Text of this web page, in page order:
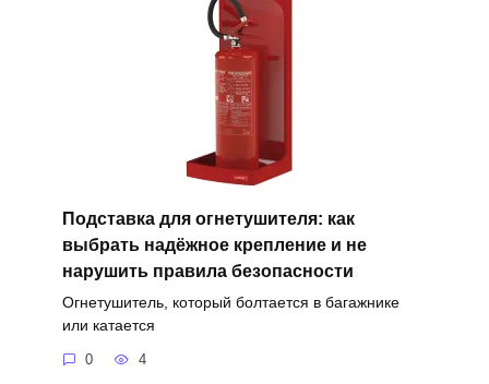
Подставка для огнетушителя: как
выбрать надёжное крепление и не
нарушить правила безопасности
Огнетушитель, который болтается в багажнике
или катается
0 4